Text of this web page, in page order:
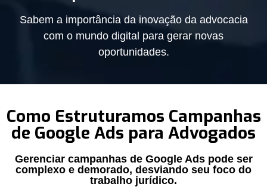
Sabem a importância da inovação da advocacia
com o mundo digital para gerar novas
oportunidades.
Como Estruturamos Campanhas
de Google Ads para Advogados
Gerenciar campanhas de Google Ads pode ser
complexo e demorado, desviando seu foco do
trabalho jurídico.